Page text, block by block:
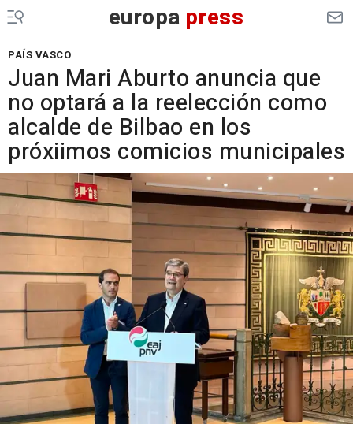
europa press
PAÍS VASCO
Juan Mari Aburto anuncia que
no optará a la reelección como
alcalde de Bilbao en los
próxiimos comicios municipales